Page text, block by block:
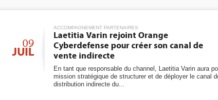
les...
09
JUIL
ACCOMPAGNEMENT PARTENAIRES
Laetitia Varin rejoint Orange
Cyberdefense pour créer son canal de
vente indirecte
En tant que responsable du channel, Laetitia Varin aura
mission stratégique de structurer et de déployer le canal
distribution indirecte du...